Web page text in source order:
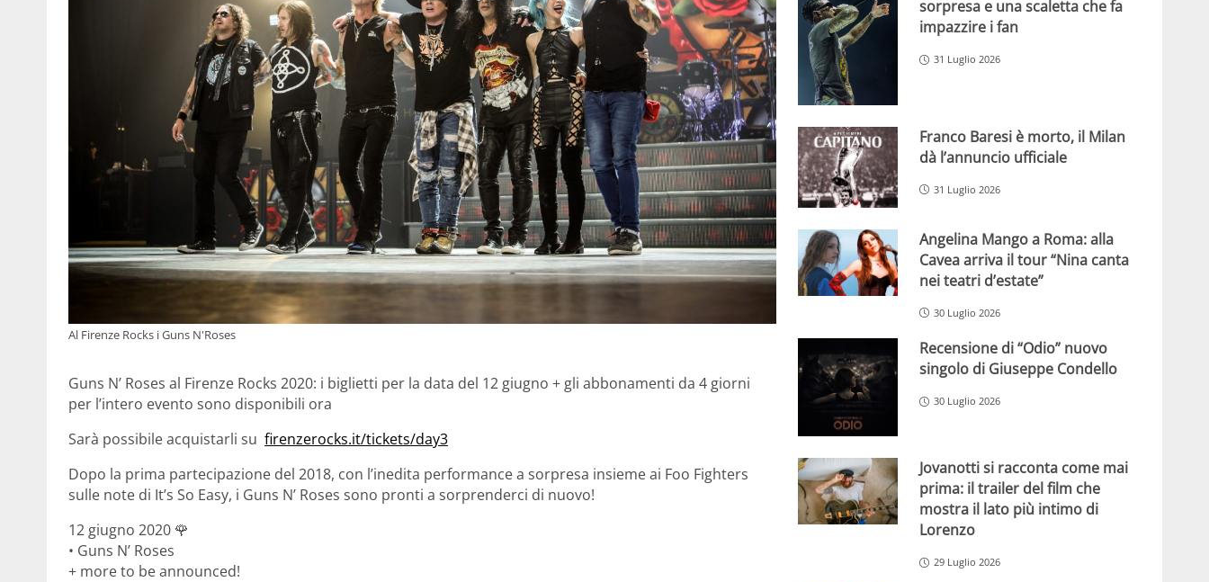
Al Firenze Rocks i Guns N'Roses
Guns N’ Roses al Firenze Rocks 2020: i biglietti per la data del 12 giugno + gli abbonamenti da 4 giorni
per l’intero evento sono disponibili ora
Sarà possibile acquistarli su firenzerocks.it/tickets/day3
Dopo la prima partecipazione del 2018, con l’inedita performance a sorpresa insieme ai Foo Fighters
sulle note di It’s So Easy, i Guns N’ Roses sono pronti a sorprenderci di nuovo!
12 giugno 2020 🌹
• Guns N’ Roses
+ more to be announced!
sorpresa e una scaletta che fa
impazzire i fan
31 Luglio 2026
Franco Baresi è morto, il Milan
dà l’annuncio ufficiale
31 Luglio 2026
Angelina Mango a Roma: alla
Cavea arriva il tour “Nina canta
nei teatri d’estate”
30 Luglio 2026
Recensione di “Odio” nuovo
singolo di Giuseppe Condello
30 Luglio 2026
Jovanotti si racconta come mai
prima: il trailer del film che
mostra il lato più intimo di
Lorenzo
29 Luglio 2026